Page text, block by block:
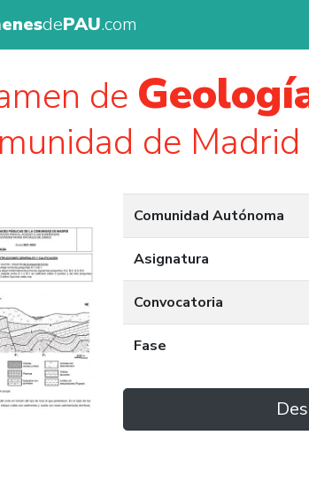
dePAU.com
de
de
Comunidad Autónoma
Asignatura
Convocatoria
Fase